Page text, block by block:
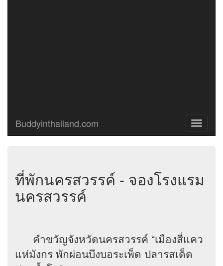
Toggle
Buddyinthailand.com
ที่พักนครสวรรค์ - จองโรงแรม
นครสวรรค์
คำขวัญจังหวัดนครสวรรค์ “เมืองสี่แคว
แห่มังกร พักผ่อนบึงบอระเพ็ด ปลารสเด็ด